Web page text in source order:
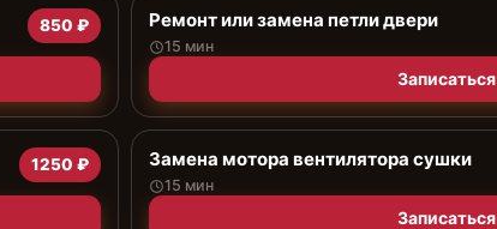
850 ₽ Ремонт или замена петли двери
15 мин
Записаться
1250 ₽ Замена мотора вентилятора сушки
15 мин
Записаться